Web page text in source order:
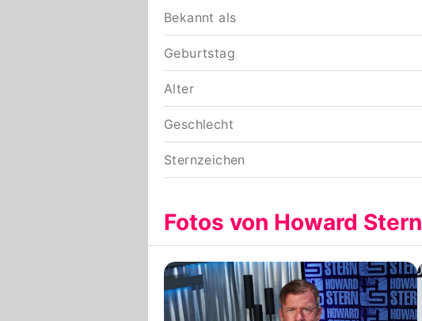
Bekannt als
Geburtstag
Alter
Geschlecht
Sternzeichen
Fotos von Howard Stern